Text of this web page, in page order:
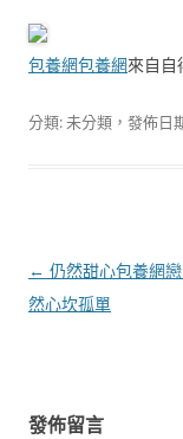
包養網包養網來自自
分類: 未分類，發佈日
文
章
← 仍然甜心包養網
然心坎孤單
發佈留言